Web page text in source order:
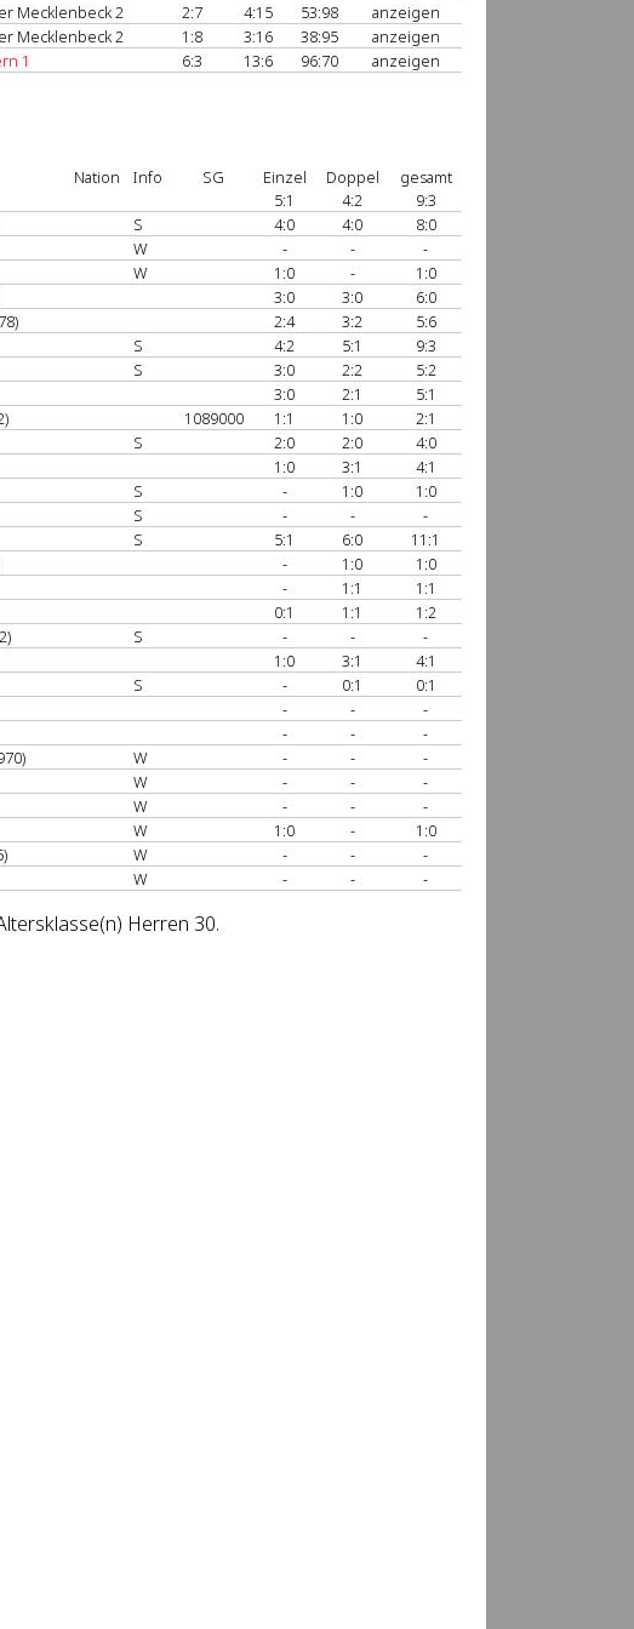
Mecklenbeck 2 2:7 4:15 53:98
anzeigen
Mecklenbeck 2 1:8 3:16 38:95
anzeigen
1 6:3 13:6 96:70 anzeigen
Nation Info SG Einzel Doppel
gesamt
5:1 4:2
9:3
S 4:0 4:0
8:0
W - -
-
W 1:0 -
1:0
3:0 3:0
6:0
2:4 3:2
5:6
S 4:2 5:1
9:3
S 3:0 2:2
5:2
3:0 2:1
5:1
1089000 1:1 1:0
2:1
S 2:0 2:0
4:0
1:0 3:1
4:1
S - 1:0
1:0
S - -
-
S 5:1 6:0
11:1
- 1:0
1:0
- 1:1
1:1
0:1 1:1
1:2
S - -
-
1:0 3:1
4:1
S - 0:1
0:1
- -
-
- -
-
W - -
-
W - -
-
W - -
-
W 1:0 -
1:0
W - -
-
W - - -
Herren 30.